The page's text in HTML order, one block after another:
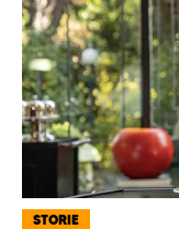
STORIE